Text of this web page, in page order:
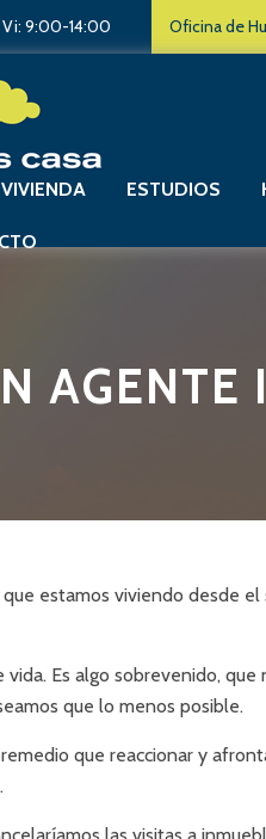
Vi: 9:00-14:00 Oficina de
ESTUDIOS
estamos viviendo desde
Es algo sobrevenido,
que lo menos posible.
que reaccionar y